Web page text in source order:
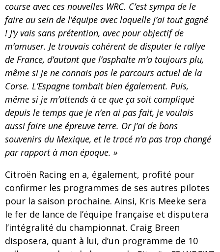
course avec ces nouvelles WRC. C’est sympa de le
faire au sein de l’équipe avec laquelle j’ai tout gagné
! J’y vais sans prétention, avec pour objectif de
m’amuser. Je trouvais cohérent de disputer le rallye
de France, d’autant que l’asphalte m’a toujours plu,
même si je ne connais pas le parcours actuel de la
Corse. L’Espagne tombait bien également. Puis,
même si je m’attends à ce que ça soit compliqué
depuis le temps que je n’en ai pas fait, je voulais
aussi faire une épreuve terre. Or j’ai de bons
souvenirs du Mexique, et le tracé n’a pas trop changé
par rapport à mon époque. »
Citroën Racing en a, également, profité pour
confirmer les programmes de ses autres pilotes
pour la saison prochaine. Ainsi, Kris Meeke sera
le fer de lance de l’équipe française et disputera
l’intégralité du championnat. Craig Breen
disposera, quant à lui, d’un programme de 10